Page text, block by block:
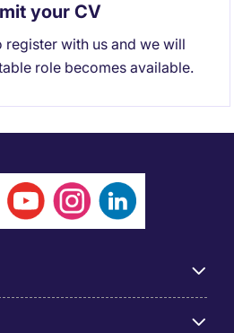
your CV
register with us and we will
role becomes available.